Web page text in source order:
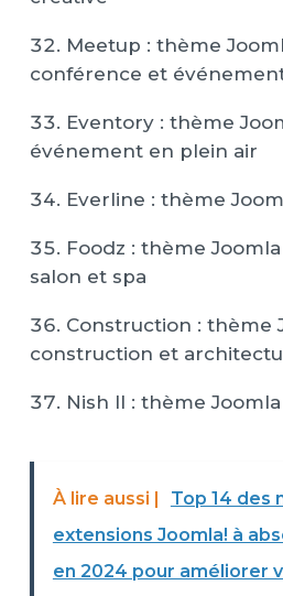
Meetup : thème
conférence et
Eventory : thème
événement en plein air
Everline : thème
Foodz : thème
salon et spa
Construction : thème
construction et
Nish II : thème
À lire aussi |
Top 14 des
extensions Joomla! à
en 2024 pour améliorer